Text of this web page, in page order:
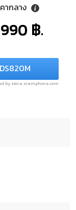
ากลาง
฿.
by store.siamphone.com